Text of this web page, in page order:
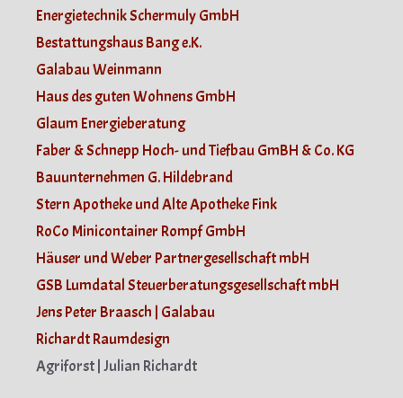
Energietechnik Schermuly GmbH
Bestattungshaus Bang e.K.
Galabau Weinmann
Haus des guten Wohnens GmbH
Glaum Energieberatung
Faber & Schnepp Hoch- und Tiefbau GmBH & Co. KG
Bauunternehmen G. Hildebrand
Stern Apotheke und Alte Apotheke Fink
RoCo Minicontainer Rompf GmbH
Häuser und Weber Partnergesellschaft mbH
GSB Lumdatal Steuerberatungsgesellschaft mbH
Jens Peter Braasch | Galabau
Richardt Raumdesign
Agriforst | Julian Richardt